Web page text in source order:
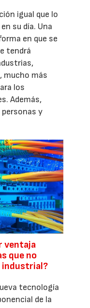
igual que lo
su día. Una
en que se
tendrá
mucho más
los
Además,
y
ventaja
que no
industrial?
tecnología
de la